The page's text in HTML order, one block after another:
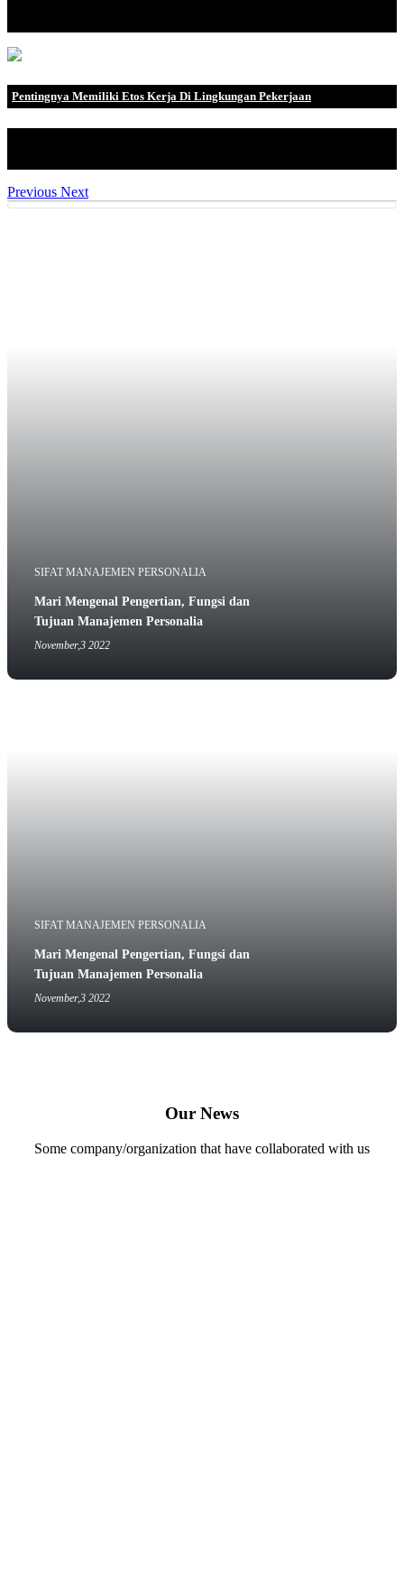
Pentingnya Memiliki Etos Kerja Di Lingkungan Pekerjaan
Previous Next
SIFAT MANAJEMEN PERSONALIA
Mari Mengenal Pengertian, Fungsi dan
Tujuan Manajemen Personalia
November,3 2022
SIFAT MANAJEMEN PERSONALIA
Mari Mengenal Pengertian, Fungsi dan
Tujuan Manajemen Personalia
November,3 2022
Our News
Some company/organization that have collaborated with us